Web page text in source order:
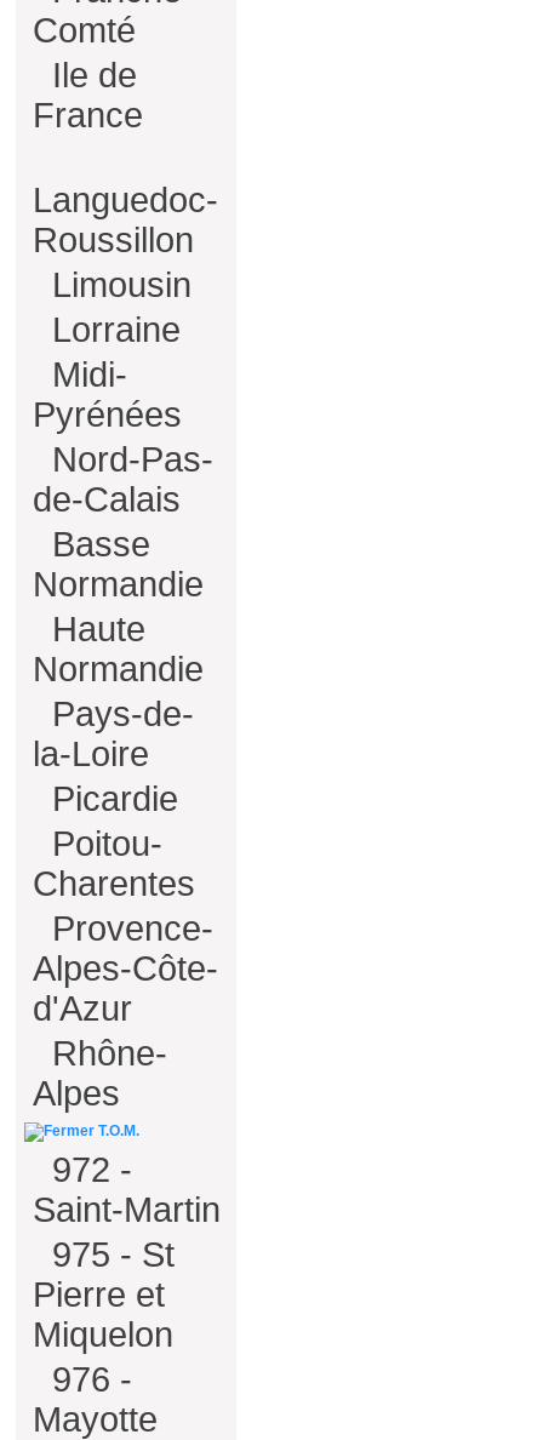
Comté
Ile de
France
Languedoc-
Roussillon
Limousin
Lorraine
Midi-
Pyrénées
Nord-Pas-
de-Calais
Basse
Normandie
Haute
Normandie
Pays-de-
la-Loire
Picardie
Poitou-
Charentes
Provence-
Alpes-Côte-
d'Azur
Rhône-
Alpes
T.O.M.
972 -
Saint-Martin
975 - St
Pierre et
Miquelon
976 -
Mayotte